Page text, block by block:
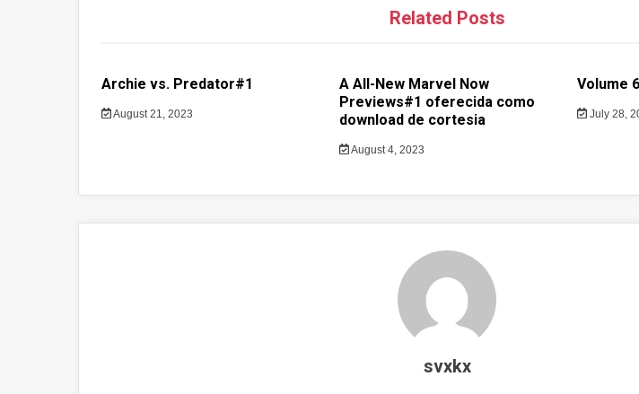
Related Posts
Archie vs. Predator#1
August 21, 2023
A All-New Marvel Now
Previews#1 oferecida como
download de cortesia
August 4, 2023
Volume
July 28,
svxkx